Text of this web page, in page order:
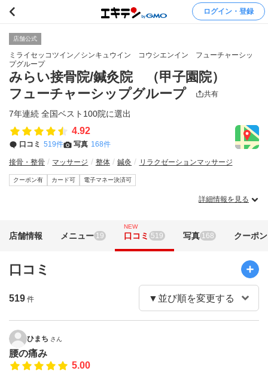
ログイン・登録
店舗公式
ミライセッコツイン／シンキュウイン コウシエンイン フューチャーシッ
プグループ
みらい接骨院/鍼灸院 （甲子園院）
フューチャーシップグループ
共有
7年連続 全国ベスト100院に選出
4.92
口コミ 519件 写真 168件
接骨・整骨 マッサージ 整体 鍼灸 リラクゼーションマッサージ
クーポン有 カード可 電子マネー決済可
詳細情報を見る
店舗情報 メニュー 19
NEW
口コミ 519 写真 168 クーポン
口コミ
519 件
ひまち さん
腰の痛み
5.00